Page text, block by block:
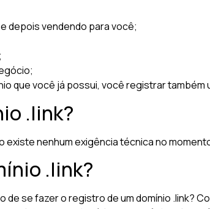
depois vendendo para você;
que você já possui, você registrar também
.link?
existe nenhum exigência técnica no
.link?
se fazer o registro de um domínio .link?